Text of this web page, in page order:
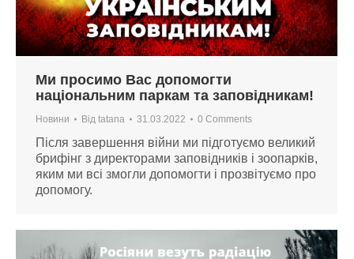
Ми просимо Вас допомогти
національним паркам та заповідникам!
Новини Від tatana 31.03.2022 0 Comments
Після завершення війни ми підготуємо великий
брифінг з директорами заповідників і зоопарків,
яким ми всі змогли допомогти і прозвітуємо про
допомогу.